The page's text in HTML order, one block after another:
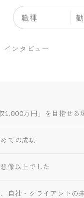
職種
インタビュー
1,000万円」を目指せる
ての成功
像以上でした
自社・クライアントの